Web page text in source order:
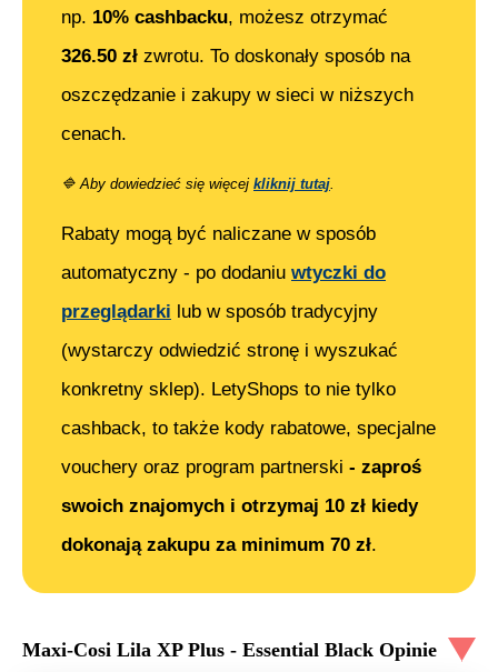
np. 10% cashbacku, możesz otrzymać
326.50 zł zwrotu. To doskonały sposób na
oszczędzanie i zakupy w sieci w niższych
cenach.
🔷 Aby dowiedzieć się więcej kliknij tutaj.
Rabaty mogą być naliczane w sposób
automatyczny - po dodaniu wtyczki do
przeglądarki lub w sposób tradycyjny
(wystarczy odwiedzić stronę i wyszukać
konkretny sklep). LetyShops to nie tylko
cashback, to także kody rabatowe, specjalne
vouchery oraz program partnerski - zaproś
swoich znajomych i otrzymaj 10 zł kiedy
dokonają zakupu za minimum 70 zł.
Maxi-Cosi Lila XP Plus - Essential Black Opinie